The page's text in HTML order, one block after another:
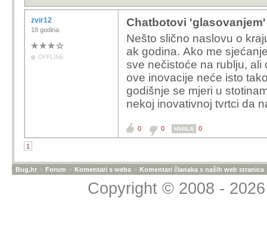
zvir12
18 godina
OFFLINE
Chatbotovi
Nešto slično naslovu o
ak godina. Ako me
sve nečistoće na rublju, ali
ove inovacije neće isto
godišnje se mjeri u
nekoj inovativnoj tvrtci da
0 0 HVALA 0
1
Bug.hr » Forum » Komentari s weba » Komentari članaka s naših web stranica
Copyright © 2008 -